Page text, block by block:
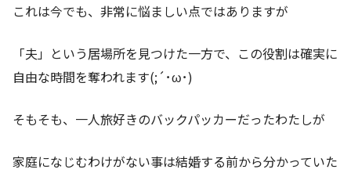
これは今でも、非常に悩ましい点ではありますが
「夫」という居場所を見つけた一方で、この役割は確実に
自由な時間を奪われます(;´･ω･)
そもそも、一人旅好きのバックパッカーだったわたしが
家庭になじむわけがない事は結婚する前から分かっていた